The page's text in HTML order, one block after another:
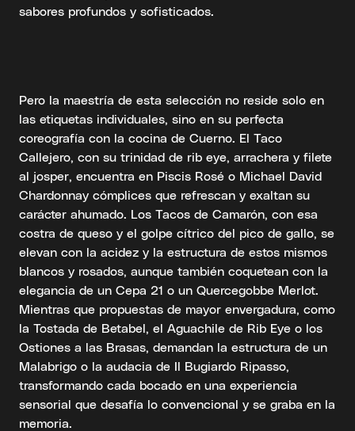
sabores profundos y sofisticados.
Pero la maestría de esta selección no reside solo en
las etiquetas individuales, sino en su perfecta
coreografía con la cocina de Cuerno. El Taco
Callejero, con su trinidad de rib eye, arrachera y filete
al josper, encuentra en Piscis Rosé o Michael David
Chardonnay cómplices que refrescan y exaltan su
carácter ahumado. Los Tacos de Camarón, con esa
costra de queso y el golpe cítrico del pico de gallo, se
elevan con la acidez y la estructura de estos mismos
blancos y rosados, aunque también coquetean con la
elegancia de un Cepa 21 o un Quercegobbe Merlot.
Mientras que propuestas de mayor envergadura, como
la Tostada de Betabel, el Aguachile de Rib Eye o los
Ostiones a las Brasas, demandan la estructura de un
Malabrigo o la audacia de Il Bugiardo Ripasso,
transformando cada bocado en una experiencia
sensorial que desafía lo convencional y se graba en la
memoria.